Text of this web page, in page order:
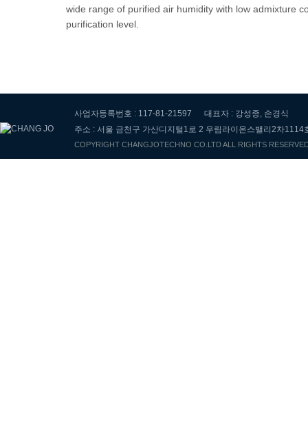
wide range of purified air humidity with low admixture
purification level.
사업자등록번호 : 117-81-21597
대표자 : 강성종, 손경식
주소 : 서울 금천구 가산디지털1로 2 우림라이온스밸리2차1114
COPYRIGHT CHANGJOTECHNO CO.LTD ALL RIGHTS